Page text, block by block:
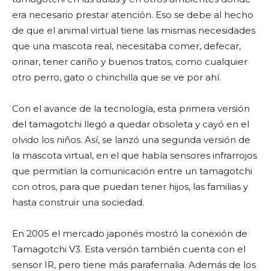
era necesario prestar atención. Eso se debe al hecho
de que el animal virtual tiene las mismas necesidades
que una mascota real, necesitaba comer, defecar,
orinar, tener cariño y buenos tratos, como cualquier
otro perro, gato o chinchilla que se ve por ahí.
Con el avance de la tecnología, esta primera versión
del tamagotchi llegó a quedar obsoleta y cayó en el
olvido los niños. Así, se lanzó una segunda versión de
la mascota virtual, en el que había sensores infrarrojos
que permitían la comunicación entre un tamagotchi
con otros, para que puedan tener hijos, las familias y
hasta construir una sociedad.
En 2005 el mercado japonés mostró la conexión de
Tamagotchi V3. Esta versión también cuenta con el
sensor IR, pero tiene más parafernalia. Además de los